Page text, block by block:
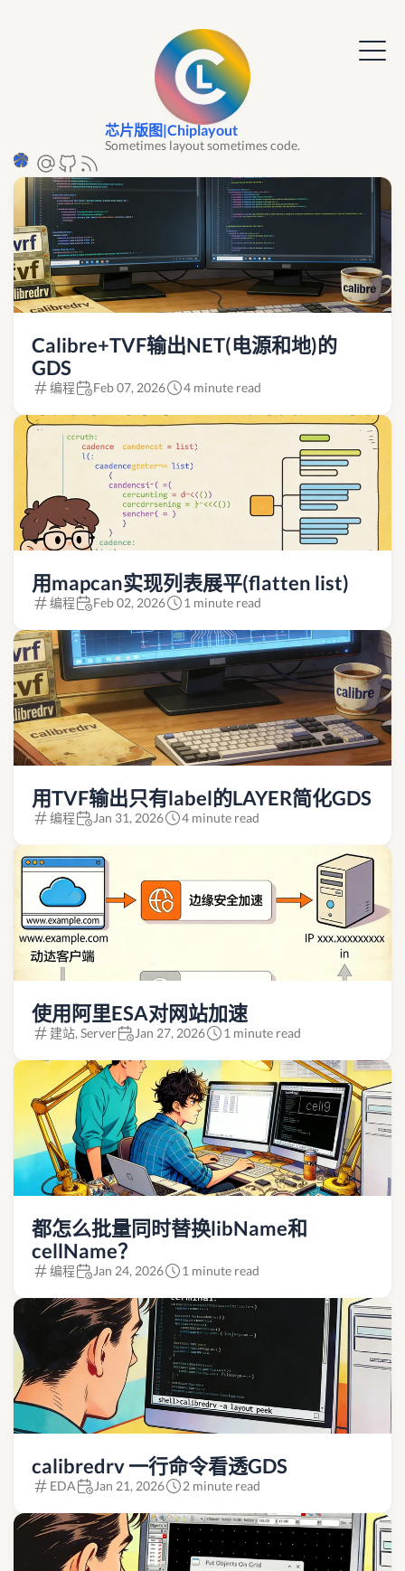
芯片版图|Chiplayout
Sometimes layout sometimes code.
Calibre+TVF输出NET(电源和地)的
GDS
编程 Feb 07, 2026 4 minute read
用mapcan实现列表展平(flatten list)
编程 Feb 02, 2026 1 minute read
用TVF输出只有label的LAYER简化GDS
编程 Jan 31, 2026 4 minute read
使用阿里ESA对网站加速
建站, Server Jan 27, 2026 1 minute read
都怎么批量同时替换libName和
cellName？
编程 Jan 24, 2026 1 minute read
calibredrv 一行命令看透GDS
EDA Jan 21, 2026 2 minute read